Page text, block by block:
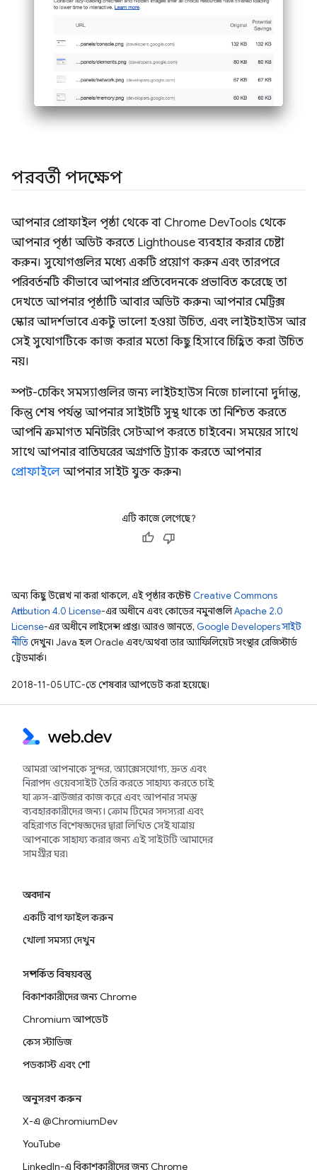
পরবর্তী পদক্ষেপ
আপনার প্রোফাইল পৃষ্ঠা থেকে বা Chrome DevTools থেকে
আপনার পৃষ্ঠা অডিট করতে Lighthouse ব্যবহার করার চেষ্টা
করুন। সুযোগগুলির মধ্যে একটি প্রয়োগ করুন এবং তারপরে
পরিবর্তনটি কীভাবে আপনার প্রতিবেদনকে প্রভাবিত করেছে তা
দেখতে আপনার পৃষ্ঠাটি আবার অডিট করুন৷ আপনার মেট্রিক্স
স্কোর আদর্শভাবে একটু ভালো হওয়া উচিত, এবং লাইটহাউস আর
সেই সুযোগটিকে কাজ করার মতো কিছু হিসাবে চিহ্নিত করা উচিত
নয়।
স্পট-চেকিং সমস্যাগুলির জন্য লাইটহাউস নিজে চালানো দুর্দান্ত,
কিন্তু শেষ পর্যন্ত আপনার সাইটটি সুস্থ থাকে তা নিশ্চিত করতে
আপনি ক্রমাগত মনিটরিং সেটআপ করতে চাইবেন। সময়ের সাথে
সাথে আপনার বাতিঘরের অগ্রগতি ট্র্যাক করতে আপনার
প্রোফাইলে আপনার সাইট যুক্ত করুন৷
এটি কাজে লেগেছে?
অন্য কিছু উল্লেখ না করা থাকলে, এই পৃষ্ঠার কন্টেন্ট Creative Commons
Attribution 4.0 License-এর অধীনে এবং কোডের নমুনাগুলিApache 2.0
License-এর অধীনে লাইসেন্স প্রাপ্ত। আরও জানতে, Google Developers সাইট
নীতিদেখুন। Java হল Oracle এবং/অথবা তার অ্যাফিলিয়েট সংস্থার রেজিস্টার্ড
ট্রেডমার্ক।
2018-11-05 UTC-তে শেষবার আপডেট করা হয়েছে।
আমরা আপনাকে সুন্দর, অ্যাক্সেসযোগ্য, দ্রুত এবং
নিরাপদ ওয়েবসাইট তৈরি করতে সাহায্য করতে চাই
যা ক্রস-ব্রাউজার কাজ করে এবং আপনার সমস্ত
ব্যবহারকারীদের জন্য। ক্রোম টিমের সদস্যরা এবং
বহিরাগত বিশেষজ্ঞদের দ্বারা লিখিত সেই যাত্রায়
আপনাকে সাহায্য করার জন্য এই সাইটটি আমাদের
সামগ্রীর ঘর৷
অবদান
একটি বাগ ফাইল করুন
খোলা সমস্যা দেখুন
সম্পর্কিত বিষয়বস্তু
বিকাশকারীদের জন্য Chrome
Chromium আপডেট
কেস স্টাডিজ
পডকাস্ট এবং শো
অনুসরণ করুন
X-এ @ChromiumDev
YouTube
LinkedIn-এ বিকাশকারীদের জন্য Chrome